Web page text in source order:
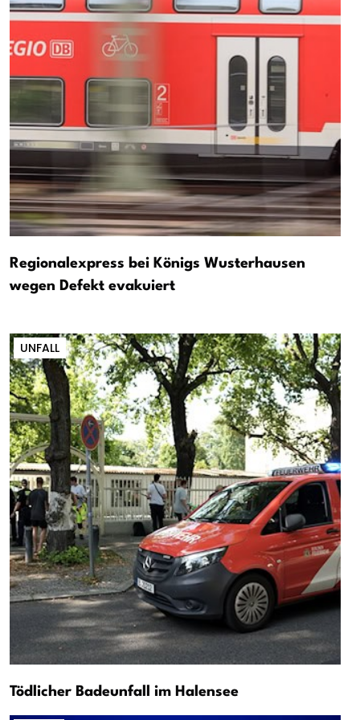
Regionalexpress bei Königs Wusterhausen
wegen Defekt evakuiert
UNFALL
Tödlicher Badeunfall im Halensee